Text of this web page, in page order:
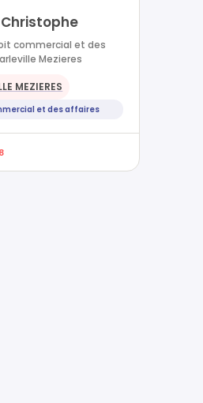
Christophe
commercial et des
Mezieres
MEZIERES
et des affaires